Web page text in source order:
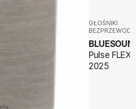
GŁOŚNIKI
Pulse FLEX
2025